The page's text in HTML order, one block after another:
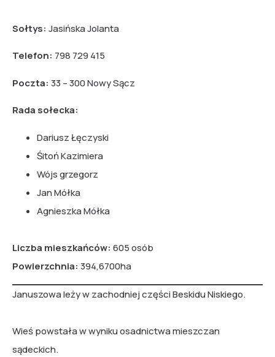
Sołtys: Jasińska Jolanta
Telefon: 798 729 415
Poczta: 33 – 300 Nowy Sącz
Rada sołecka:
Dariusz Łęczyski
Śitoń Kazimiera
Wójs grzegorz
Jan Mółka
Agnieszka Mółka
Liczba mieszkańców: 605 osób
Powierzchnia: 394,6700ha
Januszowa leży w zachodniej części Beskidu Niskiego.
Wieś powstała w wyniku osadnictwa mieszczan
sądeckich.